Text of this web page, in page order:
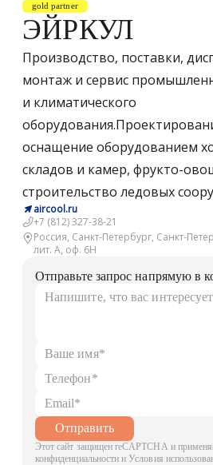
ЭЙРКУЛ
gold partner
Производство, поставки,
монтаж и сервис
и климатического
оснащение оборудованием
складов и камер, фрукто-
строительство ледовых
aircool.ru
+7 (812) 327-38-21
Россия, Санкт-Петербург, Санкт-
лит. А, оф. 6Н
Отправьте запрос напрямую в
Отправить
Этот сайт защищен reCAPTCHA и
конфиденциальности и Условия